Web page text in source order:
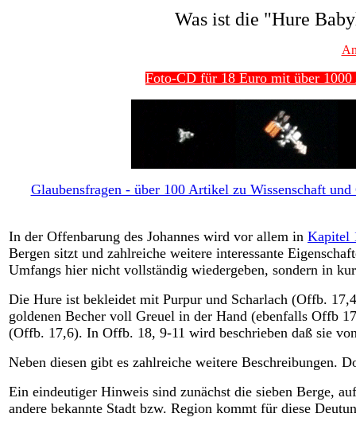
Was ist die "Hure
Foto-CD für 18 Euro mit über
Glaubensfragen - über 100 Artikel zu Wissenschaft
In der Offenbarung des Johannes wird vor allem in Kapitel
Bergen sitzt und zahlreiche weitere interessante
Umfangs hier nicht vollständig wiedergeben, sondern in
Die Hure ist bekleidet mit Purpur und Scharlach (Offb.
goldenen Becher voll Greuel in der Hand (ebenfalls Offb
(Offb. 17,6). In Offb. 18, 9-11 wird beschrieben daß sie
Neben diesen gibt es zahlreiche weitere Beschreibungen.
Ein eindeutiger Hinweis sind zunächst die sieben Berge,
andere bekannte Stadt bzw. Region kommt für diese